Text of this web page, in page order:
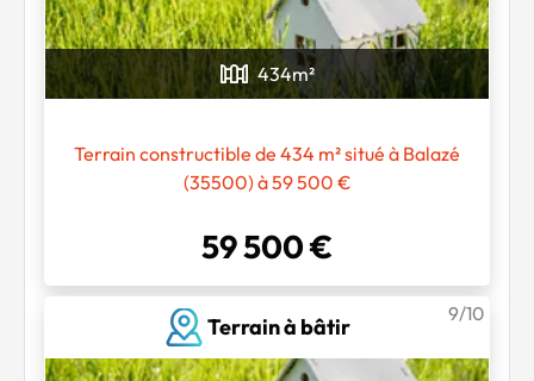
434m²
Terrain constructible de 434 m² situé à Balazé
(35500) à 59 500 €
59 500 €
Terrain à bâtir
9/10